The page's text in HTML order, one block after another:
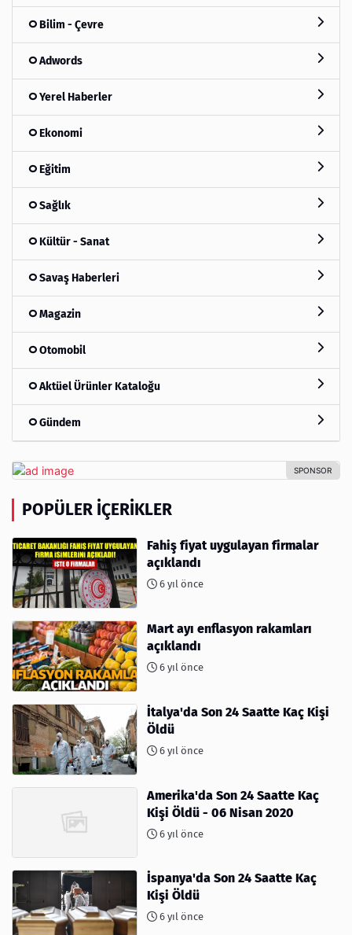
Bilim - Çevre
Adwords
Yerel Haberler
Ekonomi
Eğitim
Sağlık
Kültür - Sanat
Savaş Haberleri
Magazin
Otomobil
Aktüel Ürünler Kataloğu
Gündem
POPÜLER İÇERIKLER
Fahiş fiyat uygulayan firmalar
açıklandı
6 yıl önce
Mart ayı enflasyon rakamları
açıklandı
6 yıl önce
İtalya'da Son 24 Saatte Kaç Kişi
Öldü
6 yıl önce
Amerika'da Son 24 Saatte Kaç
Kişi Öldü - 06 Nisan 2020
6 yıl önce
İspanya'da Son 24 Saatte Kaç
Kişi Öldü
6 yıl önce